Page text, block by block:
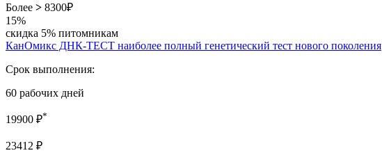
Более > 8300₽
15%
скидка 5% питомникам
КанОмикс ДНК-ТЕСТ наиболее полный генетический тест нового поколения
Срок выполнения:
60 рабочих дней
19900 ₽*
23412 ₽